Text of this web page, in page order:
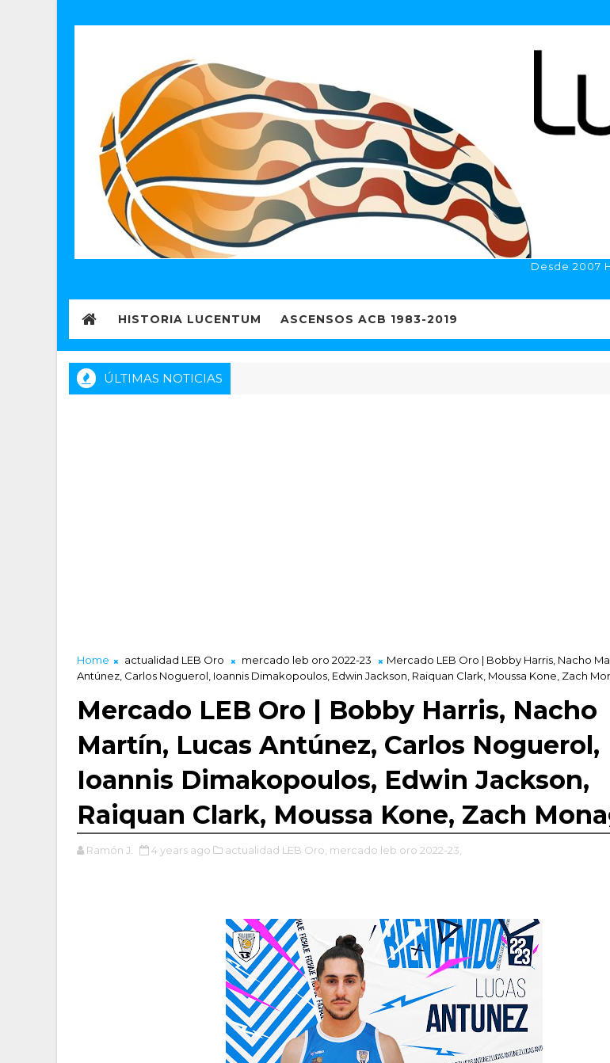
Desde 2007
HISTORIA LUCENTUM ASCENSOS ACB 1983-2019
ÚLTIMAS NOTICIAS
Home actualidad LEB Oro mercado leb oro 2022-23
Mercado LEB Oro | Bobby Harris, Nacho
Antúnez, Carlos Noguerol, Ioannis Dimakopoulos, Edwin Jackson, Raiquan Clark, Moussa Kone, Zach
Mercado LEB Oro | Bobby Harris, Nacho
Martín, Lucas Antúnez, Carlos Noguerol,
Ioannis Dimakopoulos, Edwin Jackson,
Raiquan Clark, Moussa Kone, Zach
Ramón J. 4 years ago actualidad LEB Oro, mercado leb oro 2022-23,